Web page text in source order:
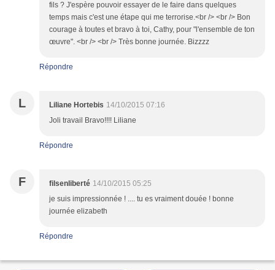
fils ? J'espère pouvoir essayer de le faire dans quelques
temps mais c'est une étape qui me terrorise.<br /> <br /> Bon
courage à toutes et bravo à toi, Cathy, pour "l'ensemble de ton
œuvre". <br /> <br /> Très bonne journée. Bizzzz
Répondre
L Liliane Hortebis 14/10/2015 07:16
Joli travail Bravo!!!! Liliane
Répondre
F filsenliberté 14/10/2015 05:25
je suis impressionnée ! .... tu es vraiment douée ! bonne
journée elizabeth
Répondre